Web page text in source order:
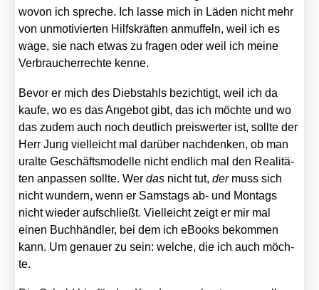
wovon ich spre­che. Ich las­se mich in Läden nicht mehr
von unmo­ti­vier­ten Hilfs­kräf­ten anmuf­feln, weil ich es
wage, sie nach etwas zu fra­gen oder weil ich mei­ne
Ver­brau­cher­rech­te ken­ne.
Bevor er mich des Dieb­stahls bezich­tigt, weil ich da
kau­fe, wo es das Ange­bot gibt, das ich möch­te und wo
das zudem auch noch deut­lich preis­wer­ter ist, soll­te der
Herr Jung viel­leicht mal dar­über nach­den­ken, ob man
uralte Geschäfts­mo­del­le nicht end­lich mal den Rea­li­tä­
ten anpas­sen soll­te. Werdas nicht tut,dermuss sich
nicht wun­dern, wenn er Sams­tags ab- und Mon­tags
nicht wie­der auf­schließt. Viel­leicht zeigt er mir mal
einen Buch­händ­ler, bei dem ich eBooks bekom­men
kann. Um genau­er zu sein: wel­che, die ich auch möch­
te.